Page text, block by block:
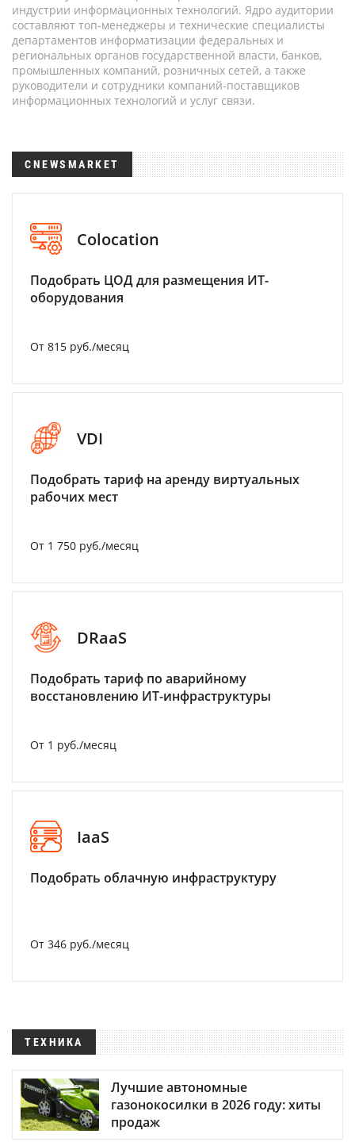
индустрии информационных технологий. Ядро аудитории
составляют топ-менеджеры и технические специалисты
департаментов информатизации федеральных и
региональных органов государственной власти, банков,
промышленных компаний, розничных сетей, а также
руководители и сотрудники компаний-поставщиков
информационных технологий и услуг связи.
CNEWSMARKET
Colocation
Подобрать ЦОД для размещения ИТ-
оборудования
От 815 руб./месяц
VDI
Подобрать тариф на аренду виртуальных
рабочих мест
От 1 750 руб./месяц
DRaaS
Подобрать тариф по аварийному
восстановлению ИТ-инфраструктуры
От 1 руб./месяц
IaaS
Подобрать облачную инфраструктуру
От 346 руб./месяц
ТЕХНИКА
Лучшие автономные
газонокосилки в 2026 году: хиты
продаж